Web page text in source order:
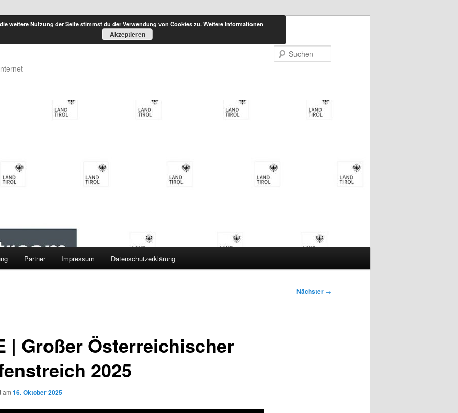
Partner Impressum Datenschutzerklärung
Nächster →
| Großer Österreichischer
2025
am 16. Oktober 2025
weitere Nutzung der Seite stimmst du der Verwendung von Cookies zu. Weitere Informationen
Akzeptieren